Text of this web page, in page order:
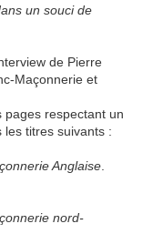
un souci de
de Pierre
Maçonnerie et
pages respectant un
titres suivants :
Anglaise
nord-